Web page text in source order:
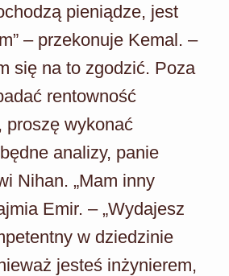
pieniądze, jest
– przekonuje Kemal. –
się na to zgodzić. Poza
rentowność
proszę wykonać
analizy, panie
Nihan. „Mam inny
Emir. – „Wydajesz
w dziedzinie
jesteś inżynierem,